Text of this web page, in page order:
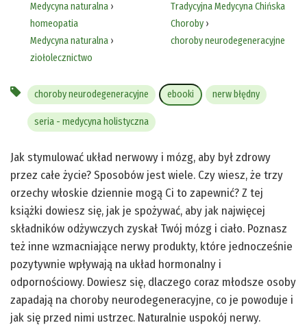
Medycyna naturalna ›
homeopatia
Medycyna naturalna ›
ziołolecznictwo
Tradycyjna Medycyna Chińska
Choroby›
choroby neurodegeneracyjne
choroby neurodegeneracyjne ebooki nerw błędny
seria - medycyna holistyczna
Jak stymulować układ nerwowy i mózg, aby był zdrowy
przez całe życie? Sposobów jest wiele. Czy wiesz, że trzy
orzechy włoskie dziennie mogą Ci to zapewnić? Z tej
książki dowiesz się, jak je spożywać, aby jak najwięcej
składników odżywczych zyskał Twój mózg i ciało. Poznasz
też inne wzmacniające nerwy produkty, które jednocześnie
pozytywnie wpływają na układ hormonalny i
odpornościowy. Dowiesz się, dlaczego coraz młodsze osoby
zapadają na choroby neurodegeneracyjne, co je powoduje i
jak się przed nimi ustrzec. Naturalnie uspokój nerwy.